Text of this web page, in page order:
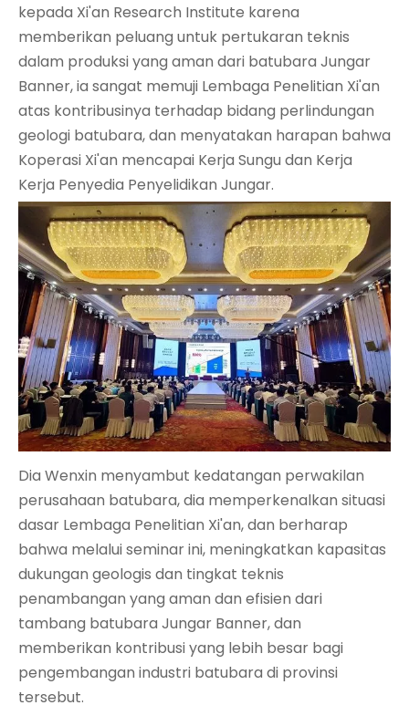
kepada Xi'an Research Institute karena
memberikan peluang untuk pertukaran teknis
dalam produksi yang aman dari batubara Jungar
Banner, ia sangat memuji Lembaga Penelitian Xi'an
atas kontribusinya terhadap bidang perlindungan
geologi batubara, dan menyatakan harapan bahwa
Koperasi Xi'an mencapai Kerja Sungu dan Kerja
Kerja Penyedia Penyelidikan Jungar.
Dia Wenxin menyambut kedatangan perwakilan
perusahaan batubara, dia memperkenalkan situasi
dasar Lembaga Penelitian Xi'an, dan berharap
bahwa melalui seminar ini, meningkatkan kapasitas
dukungan geologis dan tingkat teknis
penambangan yang aman dan efisien dari
tambang batubara Jungar Banner, dan
memberikan kontribusi yang lebih besar bagi
pengembangan industri batubara di provinsi
tersebut.